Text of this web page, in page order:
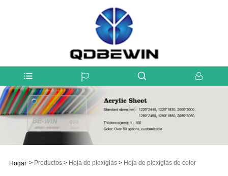
Hogar > Productos > Hoja de plexiglás > Hoja de plexiglás de color